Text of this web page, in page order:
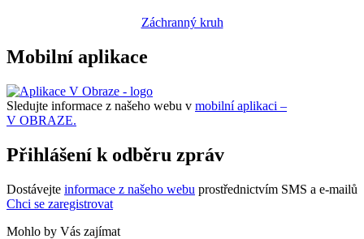
Záchranný kruh
Mobilní aplikace
Sledujte informace z našeho webu v mobilní aplikaci –
V OBRAZE.
Přihlášení k odběru zpráv
Dostávejte informace z našeho webu prostřednictvím SMS a e-mailů
Chci se zaregistrovat
Mohlo by Vás zajímat